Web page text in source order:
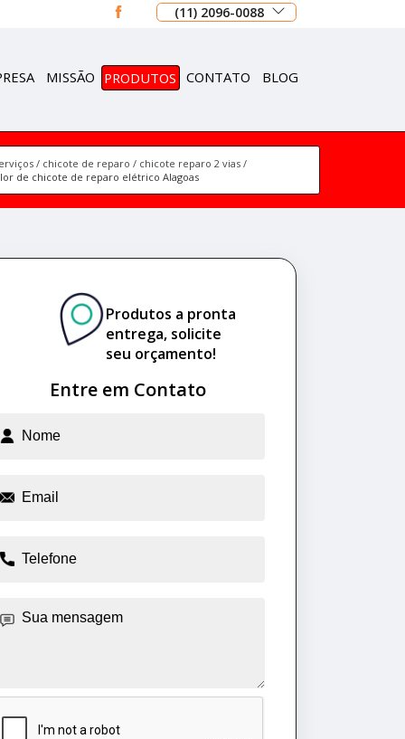
(11) 2096-0088
MISSÃO PRODUTOS CONTATO BLOG
chicote de reparo
chicote reparo 2 vias
de chicote de reparo elétrico Alagoas
Entre em Contato
Produtos a pronta
entrega, solicite
seu orçamento!